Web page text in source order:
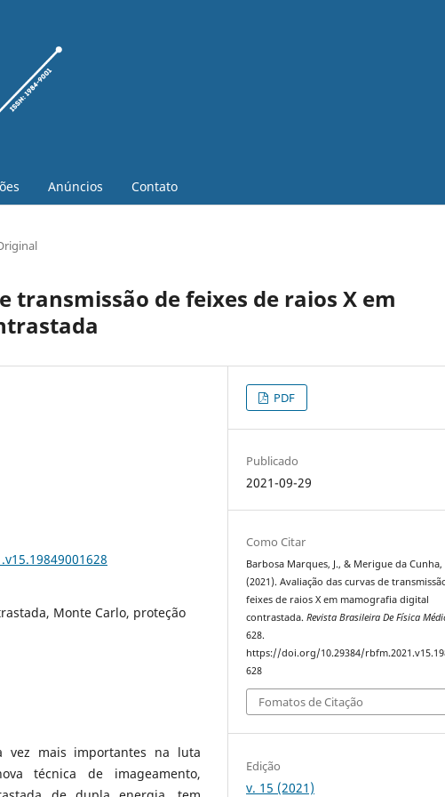
Anúncios Contato
transmissão de feixes de raios X em
Monte Carlo, proteção
vez mais importantes na luta
técnica de imageamento,
PDF
Publicado
2021-09-29
Como Citar
Barbosa Marques, J., & Merigue da Cunha,
(2021). Avaliação das curvas de
feixes de raios X em mamografia digital
contrastada.Revista Brasileira De Física
628.
https://doi.org/10.29384/
628
Fomatos de Citação
Edição
v. 15 (2021)